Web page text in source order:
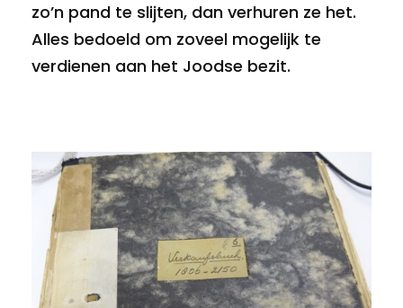
zo’n pand te slijten, dan verhuren ze het.
Alles bedoeld om zoveel mogelijk te
verdienen aan het Joodse bezit.